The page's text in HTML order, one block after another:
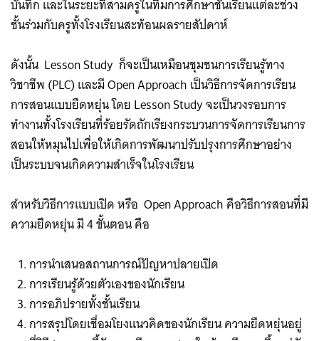
บันทึก และในระยะที่สามครูในทีมการศึกษาชั้นเรียนแต่ละช่วง
ชั้นร่วมกับครูทั้งโรงเรียนสะท้อนผลรายสัปดาห์
ดังนั้น Lesson Study ก็จะเป็นเหมือนชุมชนการเรียนรู้ทาง
วิชาชีพ (PLC) และมี Open Approach เป็นวิธีการจัดการเรียน
การสอนแบบยืดหยุ่น โดย Lesson Study จะเป็นวงรอบการ
ทำงานทั้งโรงเรียนที่ร้อยรัดถักเรียงกระบวนการจัดการเรียนการ
สอนให้หมุนไปเพื่อให้เกิดการพัฒนาปรับปรุงการศึกษาอย่าง
เป็นระบบ​จนเกิดความสำเร็จในโรงเรียน
สำหรับวิธีการแบบเปิด หรือ Open Approach คือวิธีการสอนที่มี
ความยืดหยุ่น มี 4 ขั้นตอน คือ
การนำเสนอสถานการณ์ปัญหาปลายเปิด
การเรียนรู้ด้วยตัวเองของนักเรียน
การอภิปรายทั้งชั้นเรียน
การสรุปโดยเชื่อมโยงแนวคิดของนักเรียน ความยืดหยุ่นอยู่